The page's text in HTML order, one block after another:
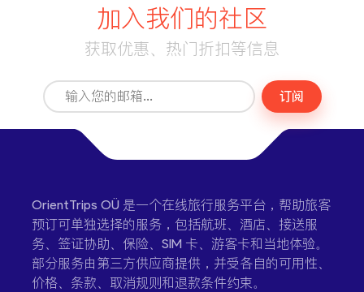
加入我们的社区
获取优惠、热门折扣等信息
订阅
OrientTrips OÜ 是一个在线旅行服务平台，帮助旅客
预订可单独选择的服务，包括航班、酒店、接送服
务、签证协助、保险、SIM 卡、游客卡和当地体验。
部分服务由第三方供应商提供，并受各自的可用性、
价格、条款、取消规则和退款条件约束。